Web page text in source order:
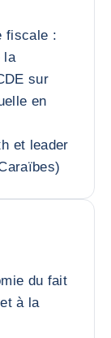
fiscale :
la
sur
en
et leader
du fait
à la